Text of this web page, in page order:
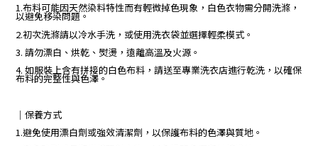
1.布料可能因天然染料特性而有輕微掉色現象，白色衣物需分開洗滌，
以避免移染問題。
2.初次洗滌請以冷水手洗，或使用洗衣袋並選擇輕柔模式。
3. 請勿漂白、烘乾、熨燙，遠離高溫及火源。
4. 如服裝上含有拼接的白色布料，請送至專業洗衣店進行乾洗，以確保
布料的完整性與色澤。
｜保養方式
1.避免使用漂白劑或強效清潔劑，以保護布料的色澤與質地。